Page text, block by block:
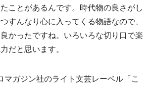
ことがあるんです。時代物の良さがし
すんなり心に入ってくる物語なので、
かったですね。いろいろな切り口で楽
だと思います。
ガジン社のライト文芸レーベル「こ